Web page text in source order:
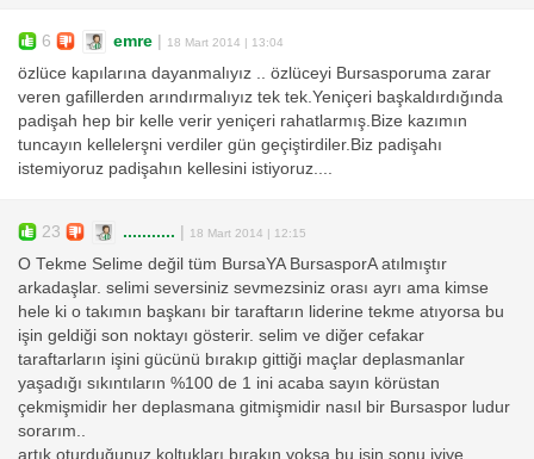
6 emre | 18 Mart 2014 | 13:04
özlüce kapılarına dayanmalıyız .. özlüceyi Bursasporuma zarar
veren gafillerden arındırmalıyız tek tek.Yeniçeri başkaldırdığında
padişah hep bir kelle verir yeniçeri rahatlarmış.Bize kazımın
tuncayın kellelerşni verdiler gün geçiştirdiler.Biz padişahı
istemiyoruz padişahın kellesini istiyoruz....
23 ........... | 18 Mart 2014 | 12:15
O Tekme Selime değil tüm BursaYA BursasporA atılmıştır
arkadaşlar. selimi seversiniz sevmezsiniz orası ayrı ama kimse
hele ki o takımın başkanı bir taraftarın liderine tekme atıyorsa bu
işin geldiği son noktayı gösterir. selim ve diğer cefakar
taraftarların işini gücünü bırakıp gittiği maçlar deplasmanlar
yaşadığı sıkıntıların %100 de 1 ini acaba sayın körüstan
çekmişmidir her deplasmana gitmişmidir nasıl bir Bursaspor ludur
sorarım..
artık oturduğunuz koltukları bırakın yoksa bu işin sonu iyiye